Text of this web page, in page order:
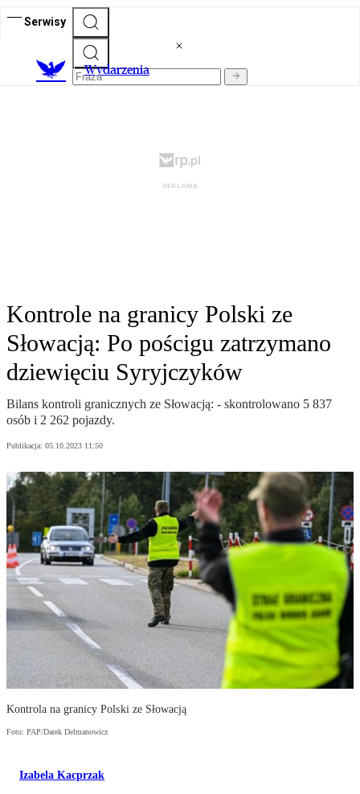
Serwisy
Wydarzenia
Kontrole na granicy Polski ze
Słowacją: Po pościgu zatrzymano
dziewięciu Syryjczyków
Bilans kontroli granicznych ze Słowacją: - skontrolowano 5 837
osób i 2 262 pojazdy.
Publikacja: 05.10.2023 11:50
Kontrola na granicy Polski ze Słowacją
Foto: PAP/Darek Delmanowicz
Izabela Kacprzak